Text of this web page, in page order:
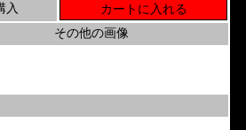
入
その他の画像